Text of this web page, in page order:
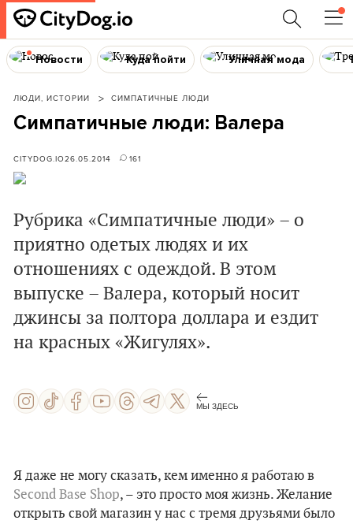
Новости Куда пойти Уличная мода
ЛЮДИ, ИСТОРИИ СИМПАТИЧНЫЕ ЛЮДИ
Симпатичные люди: Валера
CITYDOG.IO26.05.2014 161
Рубрика «Симпатичные люди» – о
приятно одетых людях и их
отношениях с одеждой. В этом
выпуске – Валера, который носит
джинсы за полтора доллара и ездит
на красных «Жигулях».
МЫ ЗДЕСЬ
Я даже не могу сказать, кем именно я работаю в
Second Base Shop, – это просто моя жизнь. Желание
открыть свой магазин у нас с тремя друзьями было